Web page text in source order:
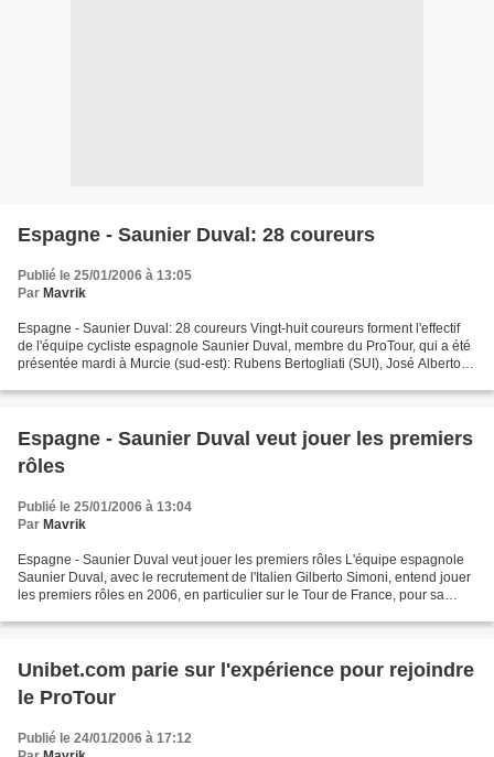
Espagne - Saunier Duval: 28 coureurs
Publié le 25/01/2006 à 13:05
Par Mavrik
Espagne - Saunier Duval: 28 coureurs Vingt-huit coureurs forment l'effectif
de l'équipe cycliste espagnole Saunier Duval, membre du ProTour, qui a été
présentée mardi à Murcie (sud-est): Rubens Bertogliati (SUI), José Alberto
Espagne - Saunier Duval veut jouer les premiers
rôles
Publié le 25/01/2006 à 13:04
Par Mavrik
Espagne - Saunier Duval veut jouer les premiers rôles L'équipe espagnole
Saunier Duval, avec le recrutement de l'Italien Gilberto Simoni, entend jouer
les premiers rôles en 2006, en particulier sur le Tour de France, pour sa
Unibet.com parie sur l'expérience pour rejoindre
le ProTour
Publié le 24/01/2006 à 17:12